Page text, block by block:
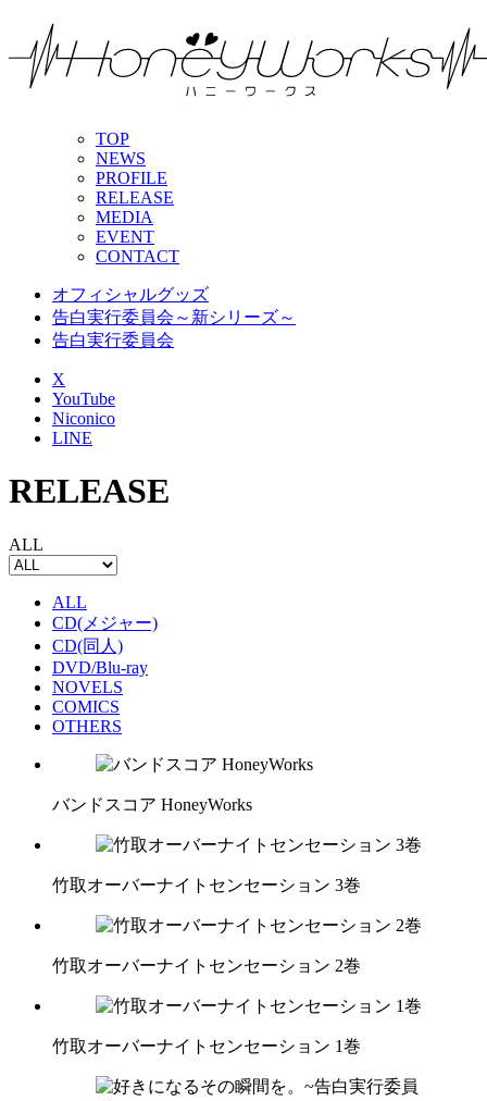
TOP
NEWS
PROFILE
RELEASE
MEDIA
EVENT
CONTACT
オフィシャルグッズ
告白実行委員会～新シリーズ～
告白実行委員会
X
YouTube
Niconico
LINE
RELEASE
ALL
ALL
CD(メジャー)
CD(同人)
DVD/Blu-ray
NOVELS
COMICS
OTHERS
バンドスコア HoneyWorks
竹取オーバーナイトセンセーション 3巻
竹取オーバーナイトセンセーション 2巻
竹取オーバーナイトセンセーション 1巻